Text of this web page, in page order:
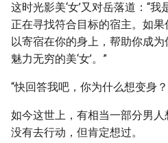
这时光影美‘女’又对岳落道：“
正在寻找符合目标的宿主。如
以寄宿在你的身上，帮助你成
魅力无穷的美‘女’。”
“快回答我吧，你为什么想变身
如今这世上，有相当一部分男人
没有去行动，但肯定想过。